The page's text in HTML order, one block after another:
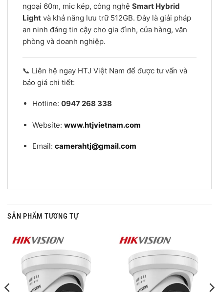
ngoại 60m, mic kép, công nghệ Smart Hybrid
Light và khả năng lưu trữ 512GB. Đây là giải pháp
an ninh đáng tin cậy cho gia đình, cửa hàng, văn
phòng và doanh nghiệp.
📞 Liên hệ ngay HTJ Việt Nam để được tư vấn và
báo giá chi tiết:
Hotline: 0947 268 338
Website: www.htjvietnam.com
Email: camerahtj@gmail.com
SẢN PHẨM TƯƠNG TỰ